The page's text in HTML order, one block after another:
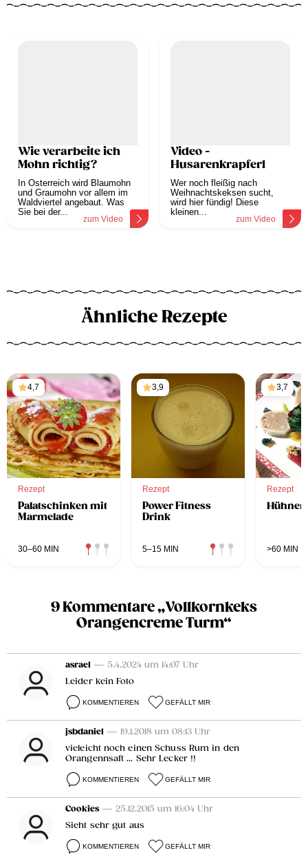
Wie verarbeite ich
Mohn richtig?
In Österreich wird Blaumohn
und Graumohn vor allem im
Waldviertel angebaut. Was
Sie bei der...
zum Video
Video -
Husarenkrapferl
Wer noch fleißig nach
Weihnachtskeksen sucht,
wird hier fündig! Diese
kleinen...
zum Video
Ähnliche Rezepte
4,7
Rezept
Palatschinken mit
Marmelade
30–60 MIN
3,9
Rezept
Power Fitness
Drink
5–15 MIN
3,7
Rezept
>60 MIN
9 Kommentare „Vollkornkeks
Orangencreme Turm“
asrael — 5.4.2024 um 14:07 Uhr
Leider kein Foto
KOMMENTIEREN GEFÄLLT MIR
jsbdaniel — 19.1.2018 um 08:13 Uhr
vieleicht noch einen Schuss Rum in den
Orangennsaft ... Sehr Lecker !!
KOMMENTIEREN GEFÄLLT MIR
Cookies — 25.12.2015 um 16:04 Uhr
Sieht sehr gut aus
KOMMENTIEREN GEFÄLLT MIR